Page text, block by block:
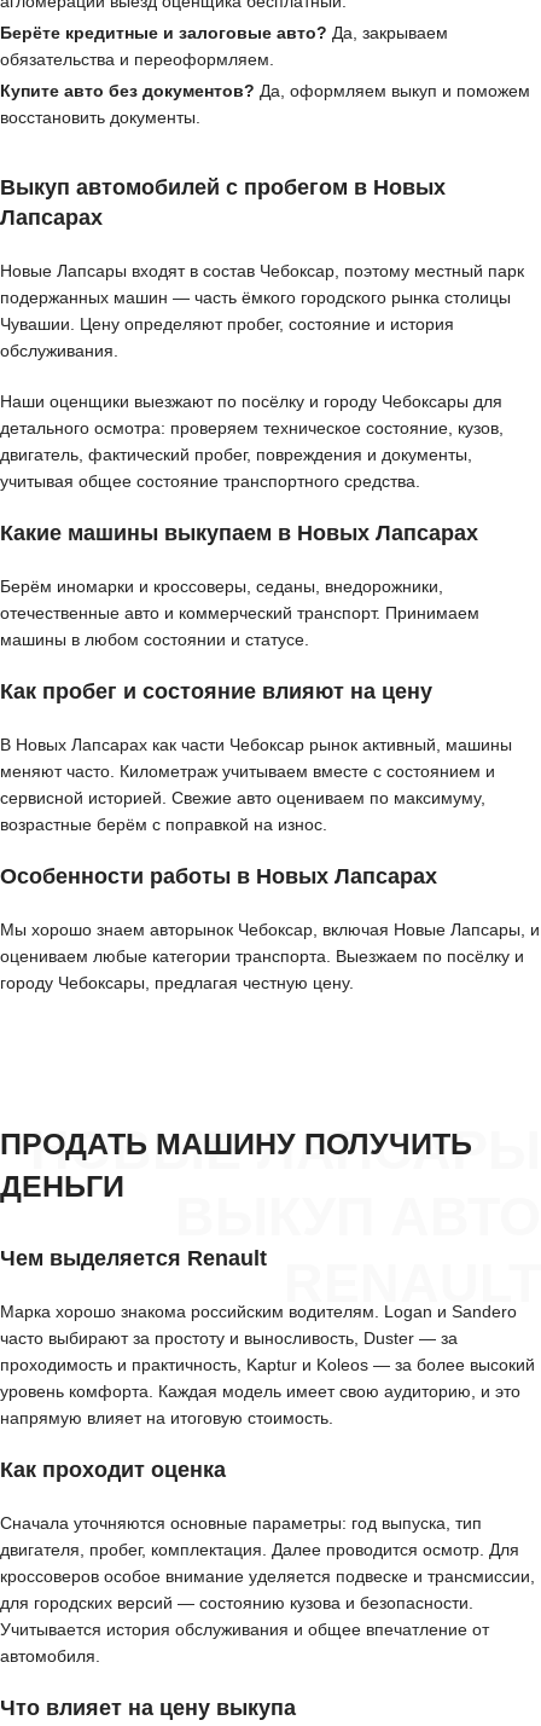
Берёте кредитные и залоговые авто? Да, закрываем
обязательства и переоформляем.
Купите авто без документов? Да, оформляем выкуп и поможем
восстановить документы.
Выкуп автомобилей с пробегом в Новых
Лапсарах
Новые Лапсары входят в состав Чебоксар, поэтому местный парк
подержанных машин — часть ёмкого городского рынка столицы
Чувашии. Цену определяют пробег, состояние и история
обслуживания.
Наши оценщики выезжают по посёлку и городу Чебоксары для
детального осмотра: проверяем техническое состояние, кузов,
двигатель, фактический пробег, повреждения и документы,
учитывая общее состояние транспортного средства.
Какие машины выкупаем в Новых Лапсарах
Берём иномарки и кроссоверы, седаны, внедорожники,
отечественные авто и коммерческий транспорт. Принимаем
машины в любом состоянии и статусе.
Как пробег и состояние влияют на цену
В Новых Лапсарах как части Чебоксар рынок активный, машины
меняют часто. Километраж учитываем вместе с состоянием и
сервисной историей. Свежие авто оцениваем по максимуму,
возрастные берём с поправкой на износ.
Особенности работы в Новых Лапсарах
Мы хорошо знаем авторынок Чебоксар, включая Новые Лапсары, и
оцениваем любые категории транспорта. Выезжаем по посёлку и
городу Чебоксары, предлагая честную цену.
НОВЫЕ ЛАПСАРЫ
ПРОДАТЬ МАШИНУ ПОЛУЧИТЬ
ДЕНЬГИ
Чем выделяется Renault
Марка хорошо знакома российским водителям. Logan и Sandero
часто выбирают за простоту и выносливость, Duster — за
проходимость и практичность, Kaptur и Koleos — за более высокий
уровень комфорта. Каждая модель имеет свою аудиторию, и это
напрямую влияет на итоговую стоимость.
Как проходит оценка
Сначала уточняются основные параметры: год выпуска, тип
двигателя, пробег, комплектация. Далее проводится осмотр. Для
кроссоверов особое внимание уделяется подвеске и трансмиссии,
для городских версий — состоянию кузова и безопасности.
Учитывается история обслуживания и общее впечатление от
автомобиля.
Что влияет на цену выкупа